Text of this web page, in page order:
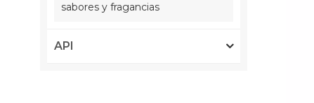
sabores y fragancias
API